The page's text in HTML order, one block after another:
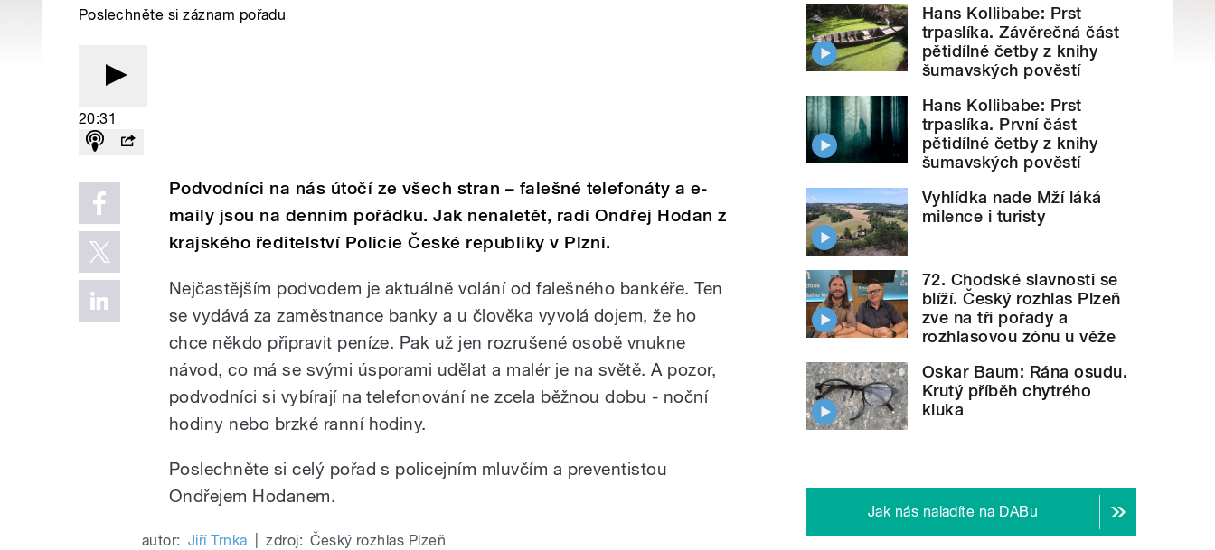
Poslechněte si záznam pořadu
20:31
Podvodníci na nás útočí ze všech stran – falešné telefonáty a e-
maily jsou na denním pořádku. Jak nenaletět, radí Ondřej Hodan z
krajského ředitelství Policie České republiky v Plzni.
Nejčastějším podvodem je aktuálně volání od falešného bankéře. Ten
se vydává za zaměstnance banky a u člověka vyvolá dojem, že ho
chce někdo připravit peníze. Pak už jen rozrušené osobě vnukne
návod, co má se svými úsporami udělat a malér je na světě. A pozor,
podvodníci si vybírají na telefonování ne zcela běžnou dobu - noční
hodiny nebo brzké ranní hodiny.
Poslechněte si celý pořad s policejním mluvčím a preventistou
Ondřejem Hodanem.
autor: Jiří Trnka zdroj: Český rozhlas Plzeň
Hans Kollibabe: Prst
trpaslíka. Závěrečná část
pětidílné četby z knihy
šumavských pověstí
Hans Kollibabe: Prst
trpaslíka. První část
pětidílné četby z knihy
šumavských pověstí
Vyhlídka nade Mží láká
milence i turisty
72. Chodské slavnosti se
blíží. Český rozhlas Plzeň
zve na tři pořady a
rozhlasovou zónu u věže
Oskar Baum: Rána osudu.
Krutý příběh chytrého
kluka
Jak nás naladíte na DABu